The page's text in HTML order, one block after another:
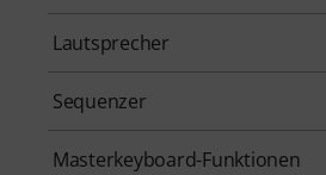
Lautsprecher
Sequenzer
Masterkeyboard-Funktionen